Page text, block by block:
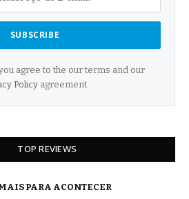
agree to the our terms and our
Policyagreement.
TOP REVIEWS
PARA ACONTECER